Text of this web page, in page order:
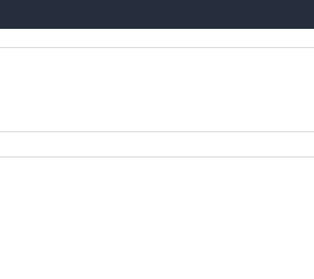
l'homme